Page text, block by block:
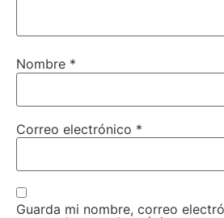
Nombre *
Correo electrónico *
Guarda mi nombre, correo